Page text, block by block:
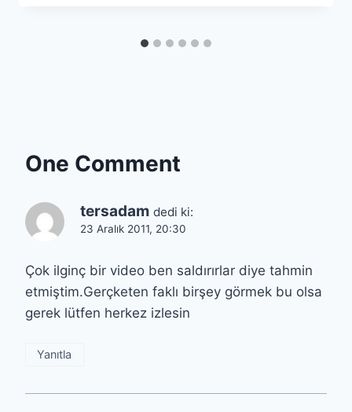
One Comment
tersadam dedi ki:
23 Aralık 2011, 20:30
Çok ilginç bir video ben saldırırlar diye tahmin
etmiştim.Gerçketen faklı birşey görmek bu olsa
gerek lütfen herkez izlesin
Yanıtla